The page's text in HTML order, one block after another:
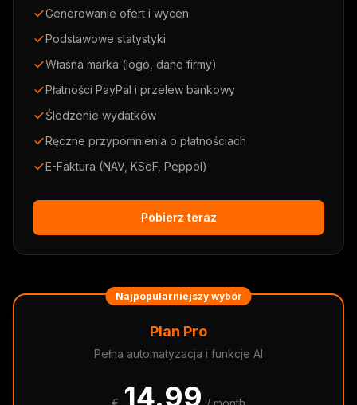
Generowanie ofert i wycen
Podstawowe statystyki
Własna marka (logo, dane firmy)
Płatności PayPal i przelew bankowy
Śledzenie wydatków
Ręczne przypomnienia o płatnościach
E-Faktura (NAV, KSeF, Peppol)
Pobierz teraz
Najpopularniejszy wybór
Plan Pro
Pełna automatyzacja i funkcje AI
14.99